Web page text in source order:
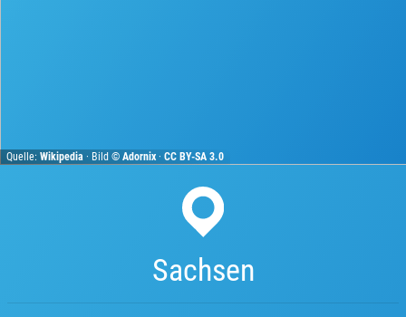
Quelle:Wikipedia · Bild ©Adornix ·CC BY-SA 3.0
Sachsen